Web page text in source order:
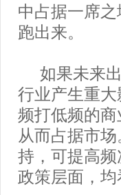
中占据一席
跑出来。
如果未来
行业产生重
频打低频的
从而占据市
持，可提高
政策层面，